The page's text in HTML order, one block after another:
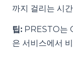
까지 걸리는 시
팁: PRESTO는
은 서비스에서